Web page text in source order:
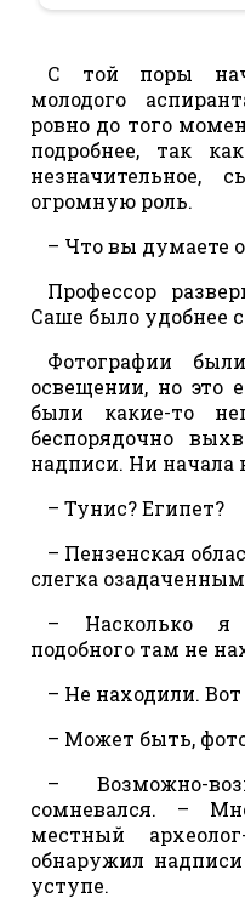
С той поры
молодого
ровно до того
подробнее, так
незначительное,
огромную роль.
– Что вы думаете
Профессор
Саше было удобнее
Фотографии
освещении, но это
были какие-то
беспорядочно
надписи. Ни начала
– Тунис? Египет?
– Пензенская
слегка
– Насколько я
подобного там не
– Не находили.
– Может быть,
– Возможно-
сомневался. –
местный
обнаружил
уступе.